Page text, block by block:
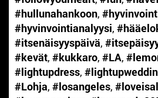
#hullunahankoon,
#hyvinvointianalyysi,
#itsenäisyyspäivä,
#kevät, #kukkaro, #LA,
#lightupdress,
#Lohja, #losangeles,